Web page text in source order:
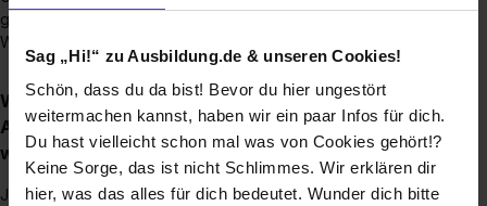
Sag „Hi!“ zu Ausbildung.de & unseren Cookies!
Schön, dass du da bist! Bevor du hier ungestört
weitermachen kannst, haben wir ein paar Infos für dich.
Du hast vielleicht schon mal was von Cookies gehört!?
Keine Sorge, das ist nicht Schlimmes. Wir erklären dir
hier, was das alles für dich bedeutet. Wunder dich bitte
gute Chancen für eure berufliche und persönliche
Weiterentwicklung.
Wie gut sind die Chancen, nach der
Ausbildung/dem Studium übernommen zu
werden?
Jeder Azubi und Dualer Student hat bei uns tarifvertraglich